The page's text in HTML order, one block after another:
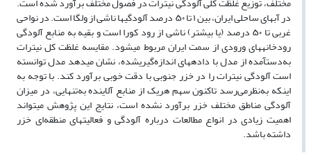
در آب­های ساحلی ایران، بین ۱ تا ۵۰ درصد آلودگی­ها ناشی از ولگا است. در نواحی
غربی تا ۵۰ درصد (یا بیشتر) ناشی از رود کورا است و بقیه به منابع آلودگی
رودخانه­های ورودی از سمت ایران مربوط می­شود. مقایسه غلظت کل نیترات
به‌دست­آمده از مدل با داده­های اندازه‌گیری­شده، نشان می­دهد مدل توانسته
است آلودگی نیترات را در خزر جنوبی با دقت خوبی برآورد کند. با توجه به
اینکه به‌نظر­می‌رسد تاکنون سهم هریک از منابع آلاینده به‌تنهایی، در میزان
آلودگی مناطق مختلف خزر برآورد نشده است، نتایج این پژوهش می­تواند
اهمیت زیادی در انواع مطالعات درباره آلودگی و فعالیت­های منطقه‌ای خزر
داشته باشد.